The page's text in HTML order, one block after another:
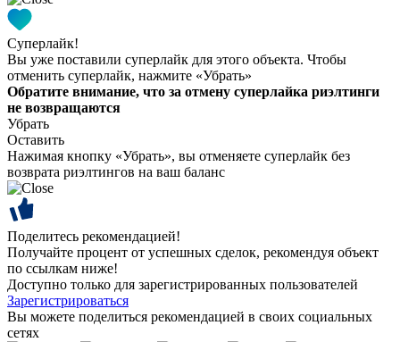
Суперлайк!
Вы уже поставили суперлайк для этого объекта. Чтобы
отменить суперлайк, нажмите «Убрать»
Обратите внимание, что за отмену суперлайка риэлтинги
не возвращаются
Убрать
Оставить
Нажимая кнопку «Убрать», вы отменяете суперлайк без
возврата риэлтингов на ваш баланс
Поделитесь рекомендацией!
Получайте процент от успешных сделок, рекомендуя объект
по ссылкам ниже!
Доступно только для зарегистрированных пользователей
Зарегистрироваться
Вы можете поделиться рекомендацией в своих социальных
сетях